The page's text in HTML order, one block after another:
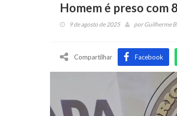
Homem é preso com
9 de agosto de 2025 porGuilherme
Compartilhar Facebook